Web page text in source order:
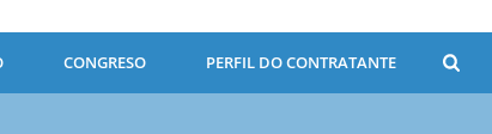
CONGRESO PERFIL DO CONTRATANTE